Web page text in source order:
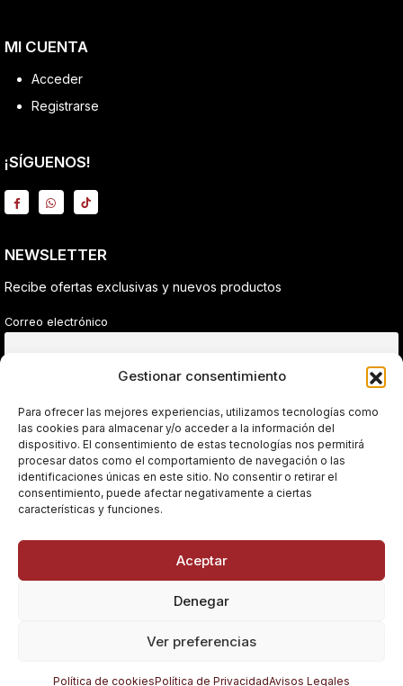
Gestionar consentimiento
Para ofrecer las mejores experiencias, utilizamos tecnologías como
las cookies para almacenar y/o acceder a la información del
dispositivo. El consentimiento de estas tecnologías nos permitirá
procesar datos como el comportamiento de navegación o las
identificaciones únicas en este sitio. No consentir o retirar el
consentimiento, puede afectar negativamente a ciertas
características y funciones.
Aceptar
Denegar
Ver preferencias
Política de cookiesPolítica de PrivacidadAvisos Legales
MI CUENTA
Acceder
Registrarse
¡SÍGUENOS!
NEWSLETTER
Recibe ofertas exclusivas y nuevos productos
Correo electrónico
He leído y acepto la política de privacidad.
Sin spam. Solo ofertas reales.
© 1967 - 2026 Embutidos El Pipi · Registro Sanitario XX.XXXX/JA ·
Vilches (Jaén)
España